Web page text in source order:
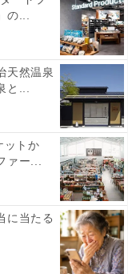
べられ、日本ではク
年かけてたどり着いた
の...
天然温泉
と...
ットか
ァー...
に当たる